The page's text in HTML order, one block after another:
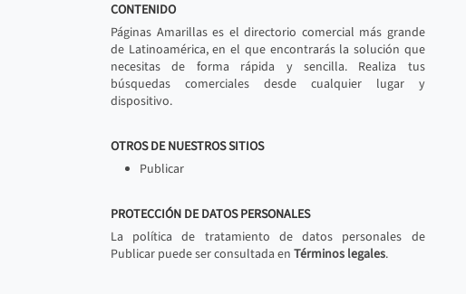
CONTENIDO
Páginas Amarillas es el directorio comercial más grande
de Latinoamérica, en el que encontrarás la solución que
necesitas de forma rápida y sencilla. Realiza tus
búsquedas comerciales desde cualquier lugar y
dispositivo.
OTROS DE NUESTROS SITIOS
Publicar
PROTECCIÓN DE DATOS PERSONALES
La política de tratamiento de datos personales de
Publicar puede ser consultada en Términos legales.